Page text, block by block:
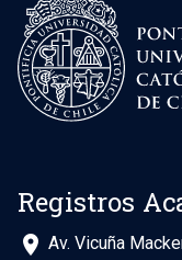
Registros
place Av. Vicuña